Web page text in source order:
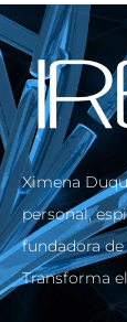
Ximena
personal,
fundadora de
Transforma